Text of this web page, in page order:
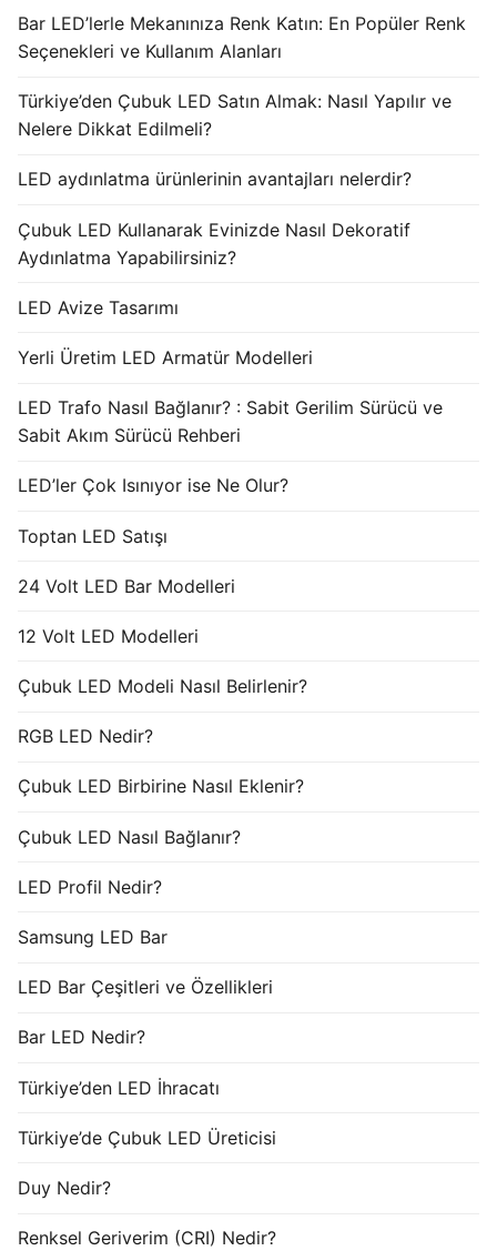
Bar LED’lerle Mekanınıza Renk Katın: En Popüler Renk
Seçenekleri ve Kullanım Alanları
Türkiye’den Çubuk LED Satın Almak: Nasıl Yapılır ve
Nelere Dikkat Edilmeli?
LED aydınlatma ürünlerinin avantajları nelerdir?
Çubuk LED Kullanarak Evinizde Nasıl Dekoratif
Aydınlatma Yapabilirsiniz?
LED Avize Tasarımı
Yerli Üretim LED Armatür Modelleri
LED Trafo Nasıl Bağlanır? : Sabit Gerilim Sürücü ve
Sabit Akım Sürücü Rehberi
LED’ler Çok Isınıyor ise Ne Olur?
Toptan LED Satışı
24 Volt LED Bar Modelleri
12 Volt LED Modelleri
Çubuk LED Modeli Nasıl Belirlenir?
RGB LED Nedir?
Çubuk LED Birbirine Nasıl Eklenir?
Çubuk LED Nasıl Bağlanır?
LED Profil Nedir?
Samsung LED Bar
LED Bar Çeşitleri ve Özellikleri
Bar LED Nedir?
Türkiye’den LED İhracatı
Türkiye’de Çubuk LED Üreticisi
Duy Nedir?
Renksel Geriverim (CRI) Nedir?